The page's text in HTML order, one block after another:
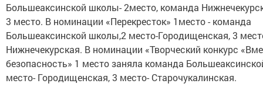
Большеаксинской школы- 2место, команда
3 место. В номинации «Перекресток» 1место - команда
Большеаксинской школы,2 место-Городищенская, 3
Нижнечекурская. В номинации «Творческий конкурс
безопасность» 1 место заняла команда
место- Городищенская, 3 место- Старочукалинская.